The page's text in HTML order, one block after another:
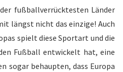
fußballverrücktesten Länder
längst nicht das einzige! Auch
spielt diese Sportart und die
Fußball entwickelt hat, eine
sogar behaupten, dass Europa